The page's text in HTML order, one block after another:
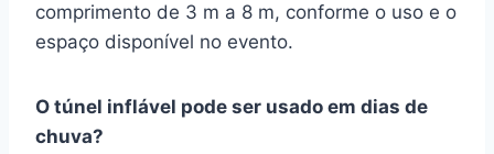
comprimento de 3 m a 8 m, conforme o uso e o
espaço disponível no evento.
O túnel inflável pode ser usado em dias de
chuva?